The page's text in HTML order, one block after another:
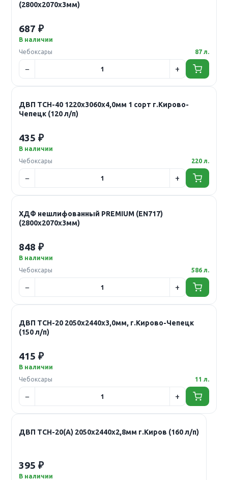
(2800х2070х3мм)
687 ₽
В наличии
Чебоксары
87 л.
ДВП ТСН-40 1220х3060х4,0мм 1 сорт г.Кирово-
Чепецк (120 л/п)
435 ₽
В наличии
Чебоксары
220 л.
ХДФ нешлифованный PREMIUM (EN717)
(2800х2070х3мм)
848 ₽
В наличии
Чебоксары
586 л.
ДВП ТСН-20 2050х2440х3,0мм, г.Кирово-Чепецк
(150 л/п)
415 ₽
В наличии
Чебоксары
11 л.
ДВП ТСН-20(А) 2050х2440х2,8мм г.Киров (160 л/п)
395 ₽
В наличии